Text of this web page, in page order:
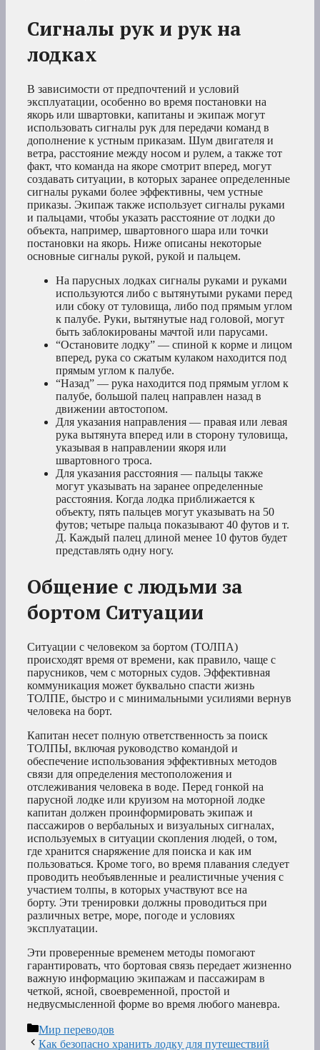
Сигналы рук и рук на
лодках
В зависимости от предпочтений и условий
эксплуатации, особенно во время постановки на
якорь или швартовки, капитаны и экипаж могут
использовать сигналы рук для передачи команд в
дополнение к устным приказам. Шум двигателя и
ветра, расстояние между носом и рулем, а также тот
факт, что команда на якоре смотрит вперед, могут
создавать ситуации, в которых заранее определенные
сигналы руками более эффективны, чем устные
приказы. Экипаж также использует сигналы руками
и пальцами, чтобы указать расстояние от лодки до
объекта, например, швартовного шара или точки
постановки на якорь. Ниже описаны некоторые
основные сигналы рукой, рукой и пальцем.
На парусных лодках сигналы руками и руками
используются либо с вытянутыми руками перед
или сбоку от туловища, либо под прямым углом
к палубе. Руки, вытянутые над головой, могут
быть заблокированы мачтой или парусами.
“Остановите лодку” — спиной к корме и лицом
вперед, рука со сжатым кулаком находится под
прямым углом к палубе.
“Назад” — рука находится под прямым углом к
палубе, большой палец направлен назад в
движении автостопом.
Для указания направления — правая или левая
рука вытянута вперед или в сторону туловища,
указывая в направлении якоря или
швартовного троса.
Для указания расстояния — пальцы также
могут указывать на заранее определенные
расстояния. Когда лодка приближается к
объекту, пять пальцев могут указывать на 50
футов; четыре пальца показывают 40 футов и т.
Д. Каждый палец длиной менее 10 футов будет
представлять одну ногу.
Общение с людьми за
бортом Ситуации
Ситуации с человеком за бортом (ТОЛПА)
происходят время от времени, как правило, чаще с
парусников, чем с моторных судов. Эффективная
коммуникация может буквально спасти жизнь
ТОЛПЕ, быстро и с минимальными усилиями вернув
человека на борт.
Капитан несет полную ответственность за поиск
ТОЛПЫ, включая руководство командой и
обеспечение использования эффективных методов
связи для определения местоположения и
отслеживания человека в воде. Перед гонкой на
парусной лодке или круизом на моторной лодке
капитан должен проинформировать экипаж и
пассажиров о вербальных и визуальных сигналах,
используемых в ситуации скопления людей, о том,
где хранится снаряжение для поиска и как им
пользоваться. Кроме того, во время плавания следует
проводить необъявленные и реалистичные учения с
участием толпы, в которых участвуют все на
борту. Эти тренировки должны проводиться при
различных ветре, море, погоде и условиях
эксплуатации.
Эти проверенные временем методы помогают
гарантировать, что бортовая связь передает жизненно
важную информацию экипажам и пассажирам в
четкой, ясной, своевременной, простой и
недвусмысленной форме во время любого маневра.
Рубрики
Мир переводов
Как безопасно хранить лодку для путешествий